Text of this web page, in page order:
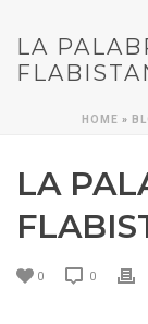
LA
HOME »
LA
0 0